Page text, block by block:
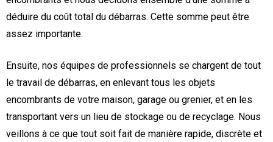
déduire du coût total du débarras. Cette somme peut être
assez importante.
Ensuite, nos équipes de professionnels se chargent de tout
le travail de débarras, en enlevant tous les objets
encombrants de votre maison, garage ou grenier, et en les
transportant vers un lieu de stockage ou de recyclage. Nous
veillons à ce que tout soit fait de manière rapide, discrète et